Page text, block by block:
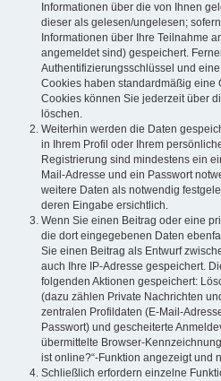
Informationen über die von Ihnen
dieser als gelesen/ungelesen;
Informationen über Ihre Teilnahme
angemeldet sind) gespeichert.
Authentifizierungsschlüssel und
Cookies haben standardmäßig eine
Cookies können Sie jederzeit über
löschen.
Weiterhin werden die Daten
in Ihrem Profil oder Ihrem
Registrierung sind mindestens ein
Mail-Adresse und ein Passwort
weitere Daten als notwendig
deren Eingabe ersichtlich.
Wenn Sie einen Beitrag oder eine
die dort eingegebenen Daten
Sie einen Beitrag als Entwurf
auch Ihre IP-Adresse gespeichert.
folgenden Aktionen gespeichert:
(dazu zählen Private Nachrichten
zentralen Profildaten (E-Mail-
Passwort) und gescheiterte
übermittelte Browser-
ist online?“-Funktion angezeigt und
Schließlich erfordern einzelne